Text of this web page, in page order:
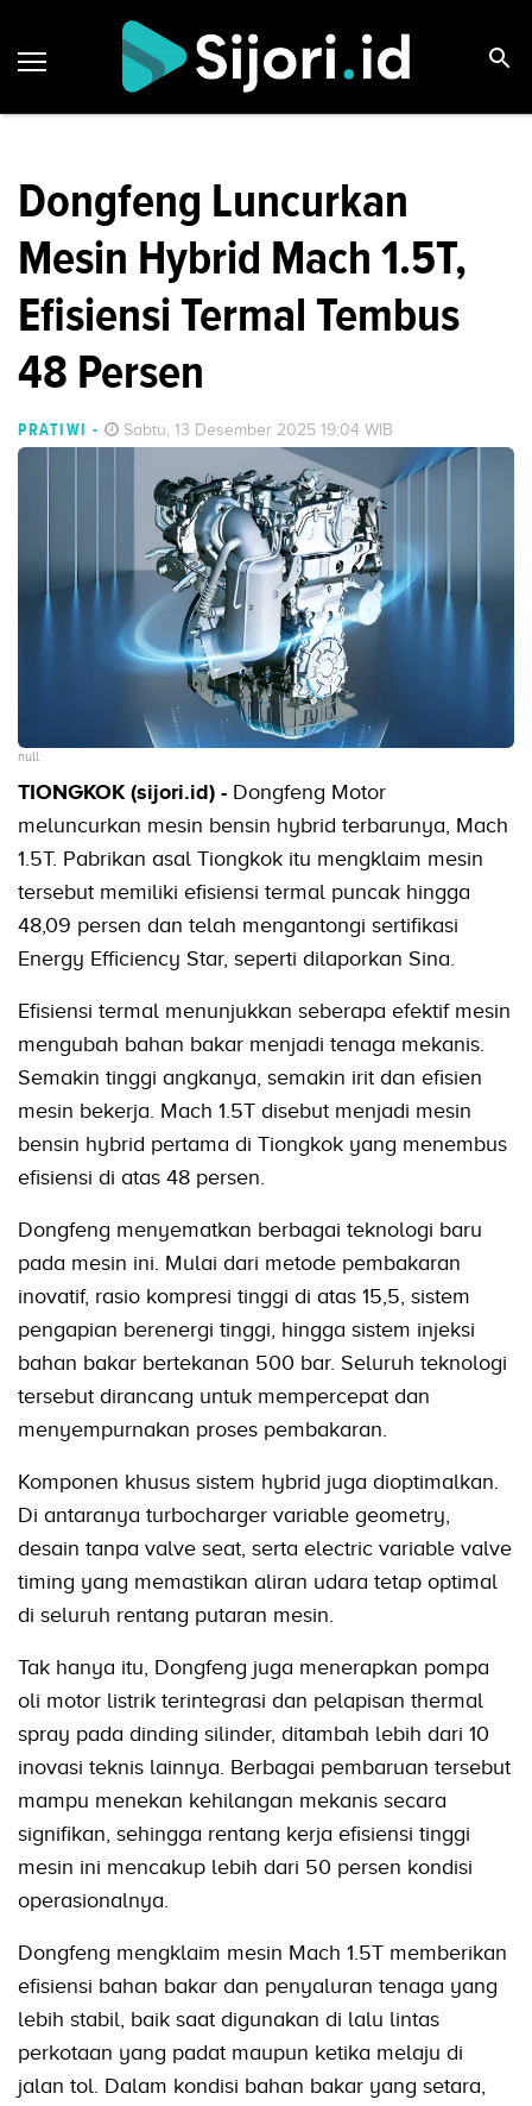
Dongfeng Luncurkan
Mesin Hybrid Mach 1.5T,
Efisiensi Termal Tembus
48 Persen
PRATIWI - Sabtu, 13 Desember 2025 19:04 WIB
null
TIONGKOK (sijori.id) - Dongfeng Motor
meluncurkan mesin bensin hybrid terbarunya, Mach
1.5T. Pabrikan asal Tiongkok itu mengklaim mesin
tersebut memiliki efisiensi termal puncak hingga
48,09 persen dan telah mengantongi sertifikasi
Energy Efficiency Star, seperti dilaporkan Sina.
Efisiensi termal menunjukkan seberapa efektif mesin
mengubah bahan bakar menjadi tenaga mekanis.
Semakin tinggi angkanya, semakin irit dan efisien
mesin bekerja. Mach 1.5T disebut menjadi mesin
bensin hybrid pertama di Tiongkok yang menembus
efisiensi di atas 48 persen.
Dongfeng menyematkan berbagai teknologi baru
pada mesin ini. Mulai dari metode pembakaran
inovatif, rasio kompresi tinggi di atas 15,5, sistem
pengapian berenergi tinggi, hingga sistem injeksi
bahan bakar bertekanan 500 bar. Seluruh teknologi
tersebut dirancang untuk mempercepat dan
menyempurnakan proses pembakaran.
Komponen khusus sistem hybrid juga dioptimalkan.
Di antaranya turbocharger variable geometry,
desain tanpa valve seat, serta electric variable valve
timing yang memastikan aliran udara tetap optimal
di seluruh rentang putaran mesin.
Tak hanya itu, Dongfeng juga menerapkan pompa
oli motor listrik terintegrasi dan pelapisan thermal
spray pada dinding silinder, ditambah lebih dari 10
inovasi teknis lainnya. Berbagai pembaruan tersebut
mampu menekan kehilangan mekanis secara
signifikan, sehingga rentang kerja efisiensi tinggi
mesin ini mencakup lebih dari 50 persen kondisi
operasionalnya.
Dongfeng mengklaim mesin Mach 1.5T memberikan
efisiensi bahan bakar dan penyaluran tenaga yang
lebih stabil, baik saat digunakan di lalu lintas
perkotaan yang padat maupun ketika melaju di
jalan tol. Dalam kondisi bahan bakar yang setara,